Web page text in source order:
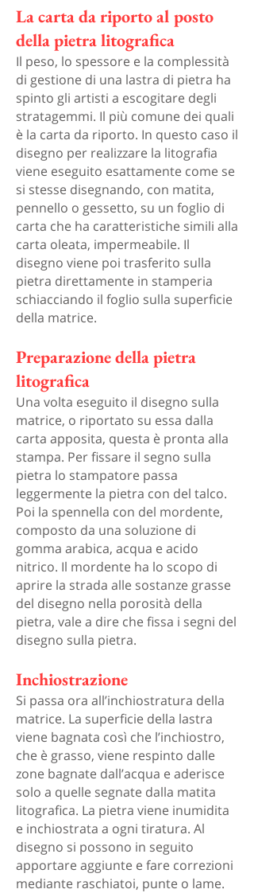
La carta da riporto al posto
della pietra litografica
Il peso, lo spessore e la complessità
di gestione di una lastra di pietra ha
spinto gli artisti a escogitare degli
stratagemmi. Il più comune dei quali
è la carta da riporto. In questo caso il
disegno per realizzare la litografia
viene eseguito esattamente come se
si stesse disegnando, con matita,
pennello o gessetto, su un foglio di
carta che ha caratteristiche simili alla
carta oleata, impermeabile. Il
disegno viene poi trasferito sulla
pietra direttamente in stamperia
schiacciando il foglio sulla superficie
della matrice.
Preparazione della pietra
litografica
Una volta eseguito il disegno sulla
matrice, o riportato su essa dalla
carta apposita, questa è pronta alla
stampa. Per fissare il segno sulla
pietra lo stampatore passa
leggermente la pietra con del talco.
Poi la spennella con del mordente,
composto da una soluzione di
gomma arabica, acqua e acido
nitrico. Il mordente ha lo scopo di
aprire la strada alle sostanze grasse
del disegno nella porosità della
pietra, vale a dire che fissa i segni del
disegno sulla pietra.
Inchiostrazione
Si passa ora all’inchiostratura della
matrice. La superficie della lastra
viene bagnata così che l’inchiostro,
che è grasso, viene respinto dalle
zone bagnate dall’acqua e aderisce
solo a quelle segnate dalla matita
litografica. La pietra viene inumidita
e inchiostrata a ogni tiratura. Al
disegno si possono in seguito
apportare aggiunte e fare correzioni
mediante raschiatoi, punte o lame.